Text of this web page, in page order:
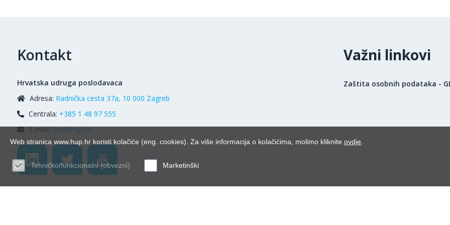
Kontakt
Hrvatska udruga poslodavaca
Adresa: Radnička cesta 37a, 10 000 Zagreb
Centrala: +385 1 48 97 555
E-mail:hup@hup.hr
Važni linkovi
Zaštita osobnih podataka -
Web stranica www.hup.hr koristi kolačiće (eng. cookies). Za više informacija o kolačićima, molimo kliknite ovdje
Tehničko/funkcionalni (obvezni) Marketinški